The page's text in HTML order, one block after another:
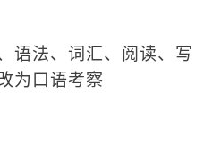
语法、词汇、阅读、写
为口语考察